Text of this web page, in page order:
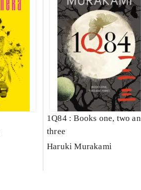
1Q84 : Books one, two and
three
Haruki Murakami